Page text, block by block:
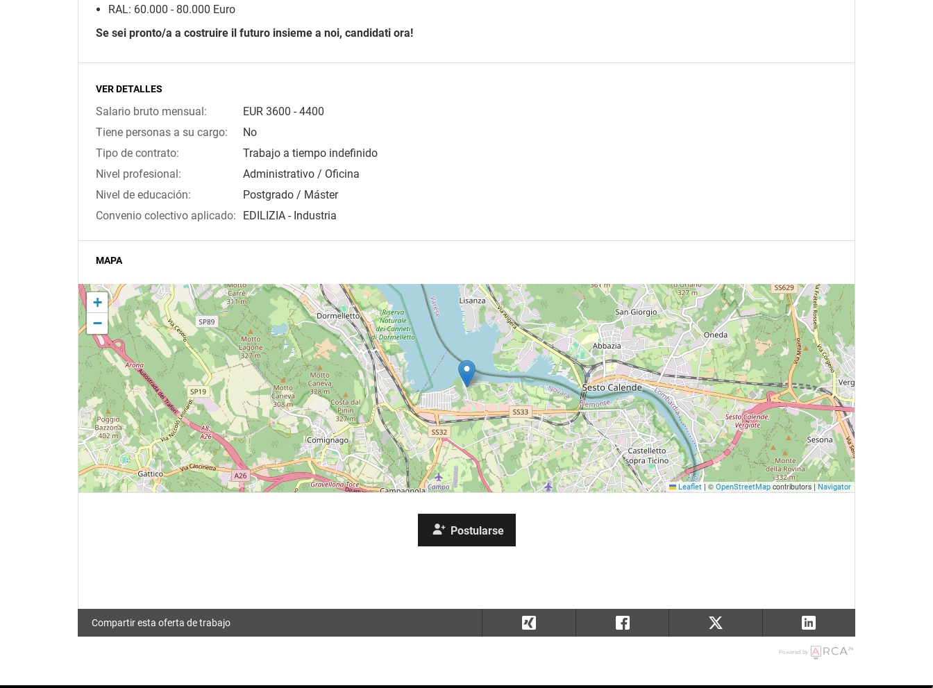
RAL: 60.000 - 80.000 Euro
Se sei pronto/a a costruire il futuro insieme a noi, candidati ora!
VER DETALLES
Salario bruto mensual: EUR 3600 - 4400
Tiene personas a su cargo:
No
Tipo de contrato:
Trabajo a tiempo indefinido
Nivel profesional:
Administrativo / Oficina
Nivel de educación:
Postgrado / Máster
Convenio colectivo aplicado:
EDILIZIA - Industria
MAPA
+
−
Leaflet | © OpenStreetMapcontributors | Navigator
Postularse
Compartir esta oferta de trabajo
Powered by